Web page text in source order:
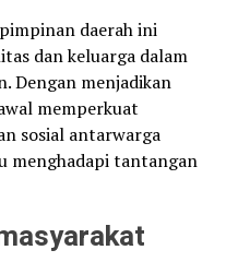
daerah ini
dan keluarga dalam
Dengan menjadikan
memperkuat
sosial antarwarga
menghadapi tantangan